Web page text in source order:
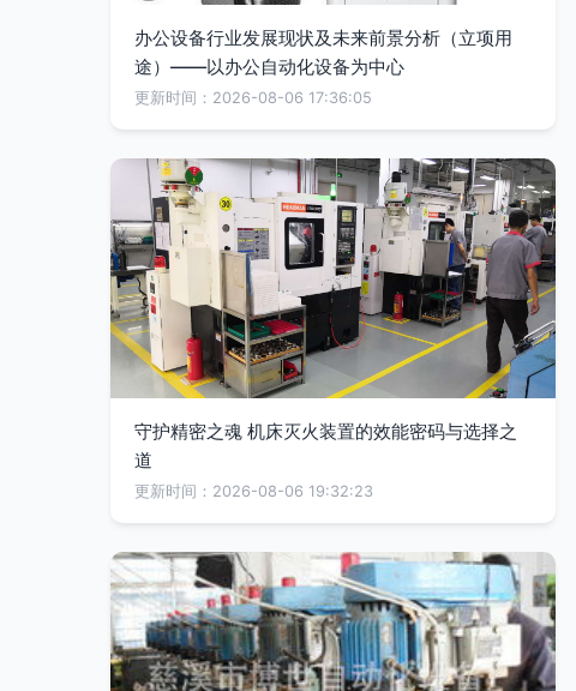
办公设备行业发展现状及未来前景分析（立项用
途）——以办公自动化设备为中心
更新时间：2026-08-06 17:36:05
守护精密之魂 机床灭火装置的效能密码与选择之
道
更新时间：2026-08-06 19:32:23